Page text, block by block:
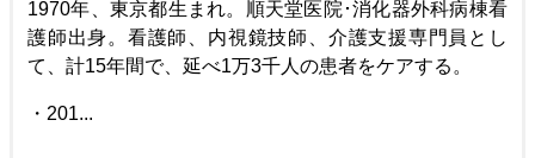
1970年、東京都生まれ。順天堂医院･消化器外科病棟看
護師出身。看護師、内視鏡技師、介護支援専門員とし
て、計15年間で、延べ1万3千人の患者をケアする。
・201...